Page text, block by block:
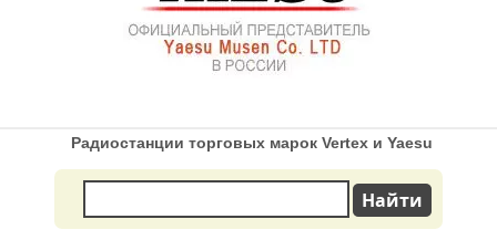
Радиостанции торговых марок Vertex и Yaesu